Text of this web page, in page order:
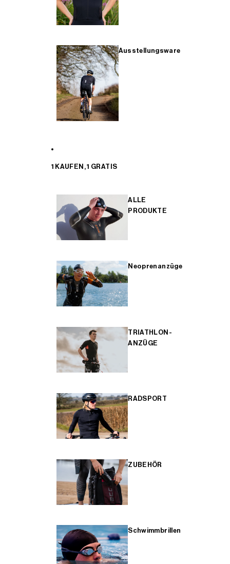
Ausstellungsware
1 KAUFEN, 1 GRATIS
ALLE
PRODUKTE
Neoprenanzüge
TRIATHLON-
ANZÜGE
RADSPORT
ZUBEHÖR
Schwimmbrillen